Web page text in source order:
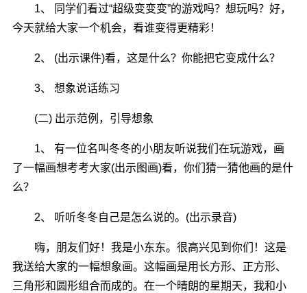
1、 同学们看过“超级变变变”的游戏吗？想玩吗？好，
今天就给大家一个机会，看谁变得更精彩！
2、 (出示课件)看，这是什么？你能把它变成什么？
3、 想象说话练习
(二) 出示范例，引导想象
1、 有一位名叫冬冬的小朋友听说我们在玩游戏，画
了一幅画想考考大家(出示图画)看，你们猜一猜他画的是什
么？
2、 听听冬冬自己是怎么说的。(出示录音)
嗨，朋友们好！我是小东东。很高兴见到你们！这是
我送给大家的一幅想象画。这幅画是用长方形、正方形、
三角形和圆形组合而成的。在一个晴朗的星期天，我和小